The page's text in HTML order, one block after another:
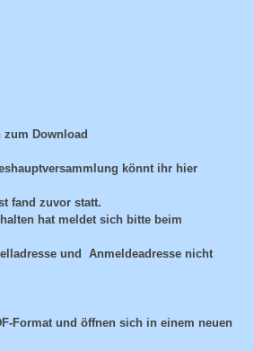
Download
könnt ihr hier
fand zuvor statt.
hat meldet sich bitte beim
und Anmeldeadresse nicht
Format und öffnen sich in einem neuen